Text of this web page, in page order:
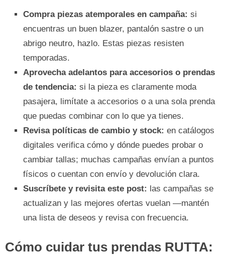
Compra piezas atemporales en campaña: si
encuentras un buen blazer, pantalón sastre o un
abrigo neutro, hazlo. Estas piezas resisten
temporadas.
Aprovecha adelantos para accesorios o prendas
de tendencia: si la pieza es claramente moda
pasajera, limítate a accesorios o a una sola prenda
que puedas combinar con lo que ya tienes.
Revisa políticas de cambio y stock: en catálogos
digitales verifica cómo y dónde puedes probar o
cambiar tallas; muchas campañas envían a puntos
físicos o cuentan con envío y devolución clara.
Suscríbete y revisita este post: las campañas se
actualizan y las mejores ofertas vuelan —mantén
una lista de deseos y revisa con frecuencia.
Cómo cuidar tus prendas RUTTA: